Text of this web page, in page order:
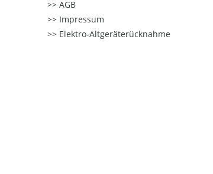
AGB
Impressum
Elektro-Altgeräterücknahme